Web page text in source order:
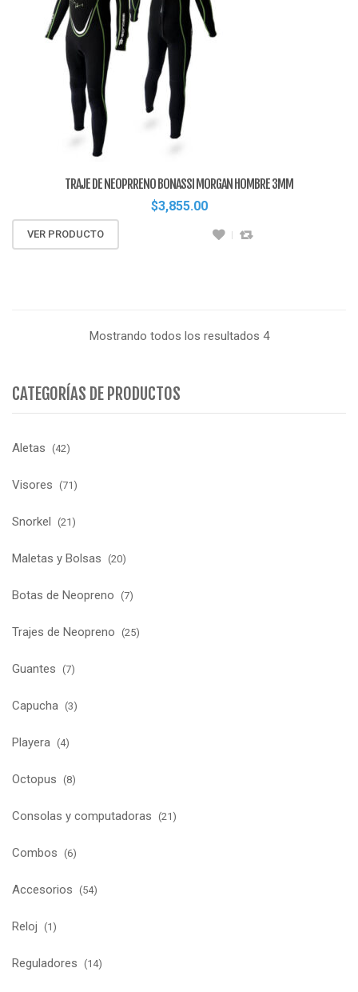
TRAJE DE NEOPRRENO BONASSI MORGAN HOMBRE 3MM
$3,855.00
VER PRODUCTO
Mostrando todos los resultados 4
CATEGORÍAS DE PRODUCTOS
Aletas (42)
Visores (71)
Snorkel (21)
Maletas y Bolsas (20)
Botas de Neopreno (7)
Trajes de Neopreno (25)
Guantes (7)
Capucha (3)
Playera (4)
Octopus (8)
Consolas y computadoras (21)
Combos (6)
Accesorios (54)
Reloj (1)
Reguladores (14)